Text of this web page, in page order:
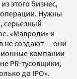
этого бизнес,
Нужны
«Мавроди» и
не создают — они
компании
PR-тусовщики,
до IPO».